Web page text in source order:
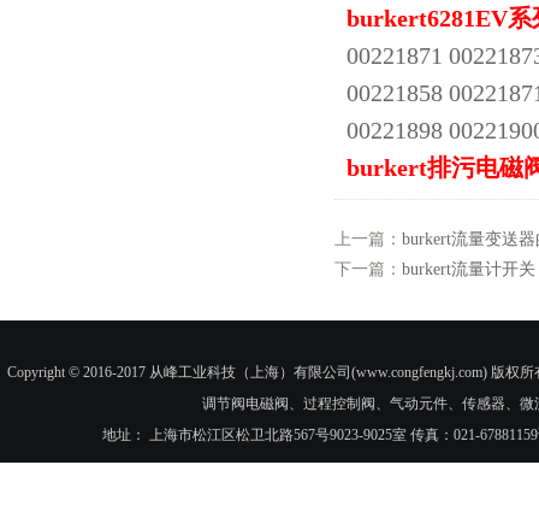
burkert6281EV系
00221871
00221858
00221898
burkert排污电
上一篇： burkert流量变送
下一篇： burkert流量计开关
Copyright © 2016-2017 从峰工业科技（上海）有限公司(www.congfengkj.com) 版权
调节阀电磁阀、过程控制阀、气动元件、传感器、
地址： 上海市松江区松卫北路567号9023-9025室 传真：021-